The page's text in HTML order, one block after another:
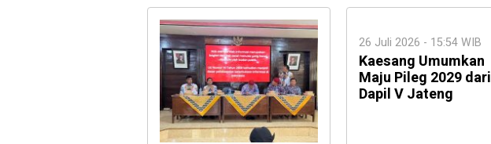
26 Juli 2026 - 15:54 WIB
Kaesang Umumkan
Maju Pileg 2029 dari
Dapil V Jateng